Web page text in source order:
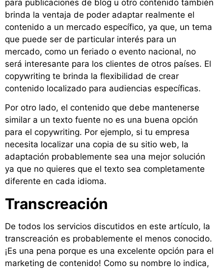
para publicaciones de blog u otro contenido también
brinda la ventaja de poder adaptar realmente el
contenido a un mercado específico, ya que, un tema
que puede ser de particular interés para un
mercado, como un feriado o evento nacional, no
será interesante para los clientes de otros países. El
copywriting te brinda la flexibilidad de crear
contenido localizado para audiencias específicas.
Por otro lado, el contenido que debe mantenerse
similar a un texto fuente no es una buena opción
para el copywriting. Por ejemplo, si tu empresa
necesita localizar una copia de su sitio web, la
adaptación probablemente sea una mejor solución
ya que no quieres que el texto sea completamente
diferente en cada idioma.
Transcreación
De todos los servicios discutidos en este artículo, la
transcreación es probablemente el menos conocido.
¡Es una pena porque es una excelente opción para el
marketing de contenido! Como su nombre lo indica,